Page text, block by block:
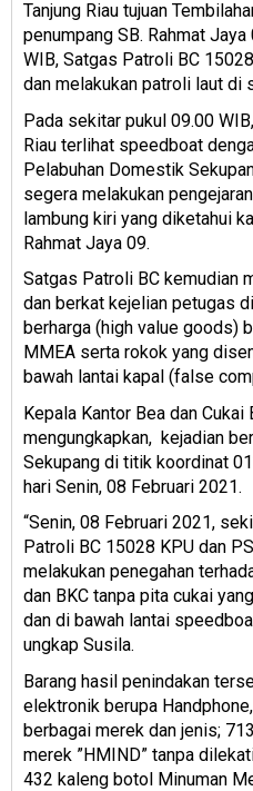
Tanjung Riau tujuan
penumpang SB. Rahmat
WIB, Satgas Patroli BC
dan melakukan patroli laut di
Pada sekitar pukul 09.00
Riau terlihat speedboat
Pelabuhan Domestik
segera melakukan
lambung kiri yang diketahui
Rahmat Jaya 09.
Satgas Patroli BC kemudian
dan berkat kejelian petugas
berharga (high value goods)
MMEA serta rokok yang
bawah lantai kapal (false
Kepala Kantor Bea dan Cukai
mengungkapkan, kejadian
Sekupang di titik koordinat
hari Senin, 08 Februari 2021.
“Senin, 08 Februari 2021,
Patroli BC 15028 KPU dan
melakukan penegahan
dan BKC tanpa pita cukai
dan di bawah lantai
ungkap Susila.
Barang hasil penindakan
elektronik berupa
berbagai merek dan jenis;
merek ”HMIND” tanpa
432 kaleng botol Minuman